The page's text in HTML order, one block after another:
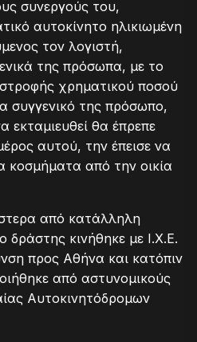
συνεργούς του,
αυτοκίνητο ηλικιωμένη
τον λογιστή,
της πρόσωπα, με το
χρηματικού ποσού
συγγενικό της πρόσωπο,
εκταμιευθεί θα έπρεπε
αυτού, την έπεισε να
κοσμήματα από την οικία
από κατάλληλη
δράστης κινήθηκε με Ι.Χ.Ε.
προς Αθήνα και κατόπιν
από αστυνομικούς
Αυτοκινητόδρομων